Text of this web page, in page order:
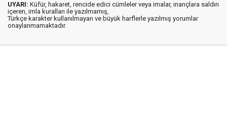
UYARI: Küfür, hakaret, rencide edici cümleler veya imalar, inançlara saldırı
içeren, imla kuralları ile yazılmamış,
Türkçe karakter kullanılmayan ve büyük harflerle yazılmış yorumlar
onaylanmamaktadır.